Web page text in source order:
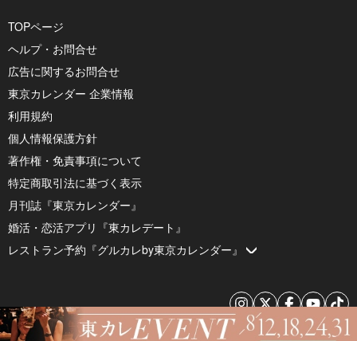
TOPページ
ヘルプ・お問合せ
広告に関するお問合せ
東京カレンダー 企業情報
利用規約
個人情報保護方針
著作権・免責事項について
特定商取引法に基づく表示
月刊誌『東京カレンダー』
婚活・恋活アプリ『東カレデート』
レストラン予約『グルカレby東京カレンダー』
© 2026 by Tokyo Calendar, Inc.